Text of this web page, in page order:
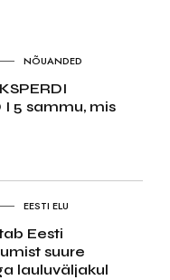
NÕUANDED
I 5 sammu, mis
EESTI ELU
Eesti
suure
lauluväljakul